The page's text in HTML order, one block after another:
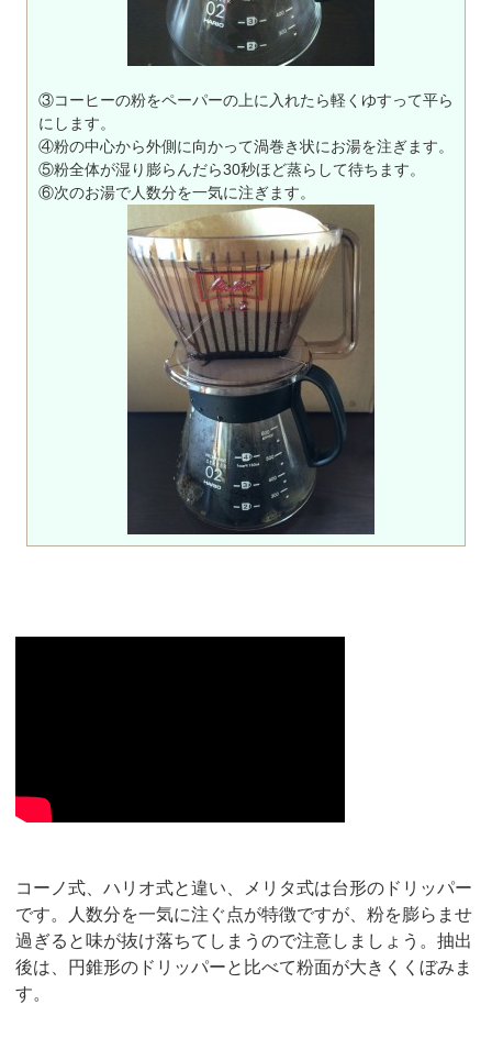
③コーヒーの粉をペーパーの上に入れたら軽くゆすって平ら
にします。
④粉の中心から外側に向かって渦巻き状にお湯を注ぎます。
⑤粉全体が湿り膨らんだら30秒ほど蒸らして待ちます。
⑥次のお湯で人数分を一気に注ぎます。
コーノ式、ハリオ式と違い、メリタ式は台形のドリッパー
です。人数分を一気に注ぐ点が特徴ですが、粉を膨らませ
過ぎると味が抜け落ちてしまうので注意しましょう。抽出
後は、円錐形のドリッパーと比べて粉面が大きくくぼみま
す。